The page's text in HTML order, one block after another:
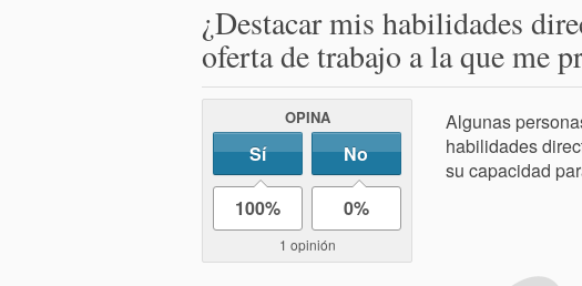
¿Destacar mis habilidades
oferta de trabajo a la que me
OPINA
Sí No
100% 0%
1 opinión
Algunas
habilidades
su capacidad